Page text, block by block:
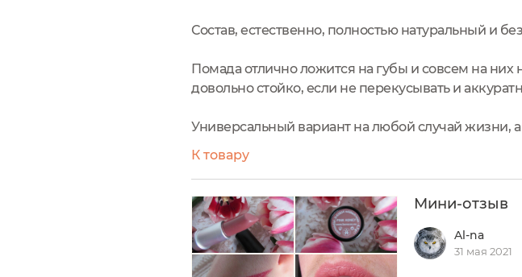
Состав, естественно, полностью натуральный и
Помада отлично ложится на губы и совсем на них
довольно стойко, если не перекусывать и
Универсальный вариант на любой случай жизни, а
К товару
Мини-отзыв
Al-na
31 мая 2021